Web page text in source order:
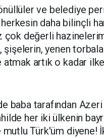
ve belediye
herkesin daha bilinçli
değerli
yenen
atmak artık o kadar
baba tarafından
her iki ülkenin
Türk'üm diyene!